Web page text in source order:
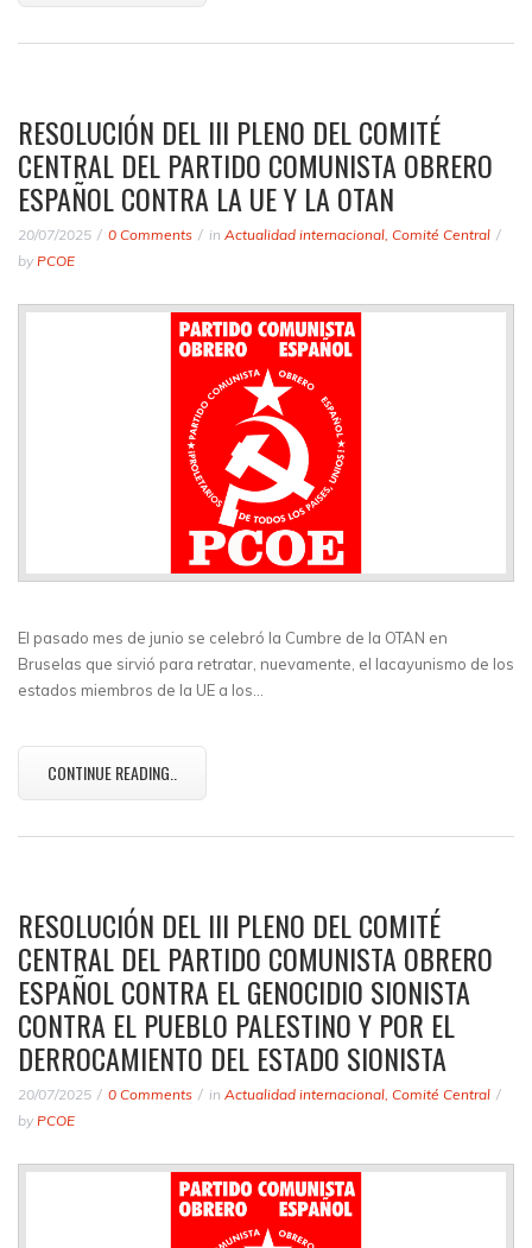
RESOLUCIÓN DEL III PLENO DEL COMITÉ
CENTRAL DEL PARTIDO COMUNISTA OBRERO
ESPAÑOL CONTRA LA UE Y LA OTAN
20/07/2025 0 Comments in Actualidad internacional, Comité Central
by PCOE
El pasado mes de junio se celebró la Cumbre de la OTAN en
Bruselas que sirvió para retratar, nuevamente, el lacayunismo de los
estados miembros de la UE a los…
CONTINUE READING..
RESOLUCIÓN DEL III PLENO DEL COMITÉ
CENTRAL DEL PARTIDO COMUNISTA OBRERO
ESPAÑOL CONTRA EL GENOCIDIO SIONISTA
CONTRA EL PUEBLO PALESTINO Y POR EL
DERROCAMIENTO DEL ESTADO SIONISTA
20/07/2025 0 Comments in Actualidad internacional, Comité Central
by PCOE